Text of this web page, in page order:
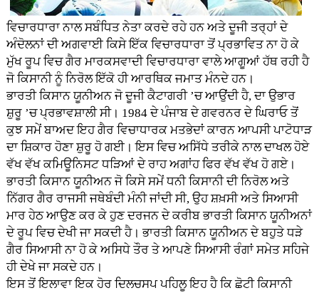
ਵਿਚਾਰਧਾਰਾ ਨਾਲ ਸਬੰਧਿਤ ਨੇਤਾ ਕਰਦੇ ਰਹੇ ਹਨ ਅਤੇ ਦੂਜੀ ਤਰ੍ਹਾਂ ਦੇ
ਅੰਦੋਲਨਾਂ ਦੀ ਅਗਵਾਈ ਕਿਸੇ ਇੱਕ ਵਿਚਾਰਧਾਰਾ ਤੋਂ ਪ੍ਰਭਾਵਿਤ ਨਾ ਹੋ ਕੇ
ਮੁੱਖ ਰੂਪ ਵਿਚ ਗੈਰ ਮਾਰਕਸਵਾਦੀ ਵਿਚਾਰਧਾਰਾ ਵਾਲੇ ਆਗੂਆਂ ਹੱਥ ਰਹੀ ਹੈ
ਜੋ ਕਿਸਾਨੀ ਨੂੰ ਨਿਰੋਲ ਇੱਕੋ ਹੀ ਆਰਥਿਕ ਜਮਾਤ ਮੰਨਦੇ ਹਨ।
ਭਾਰਤੀ ਕਿਸਾਨ ਯੂਨੀਅਨ ਜੋ ਦੂਜੀ ਕੈਟਾਗਰੀ ’ਚ ਆਉਂਦੀ ਹੈ, ਦਾ ਉਭਾਰ
ਸ਼ੁਰੂ ’ਚ ਪ੍ਰਭਾਵਸ਼ਾਲੀ ਸੀ। 1984 ਦੇ ਪੰਜਾਬ ਦੇ ਗਵਰਨਰ ਦੇ ਘਿਰਾਓ ਤੋਂ
ਕੁਝ ਸਮੇਂ ਬਾਅਦ ਇਹ ਗੈਰ ਵਿਚਾਧਾਰਕ ਮਤਭੇਦਾਂ ਕਾਰਨ ਆਪਸੀ ਪਾਟੋਧਾੜ
ਦਾ ਸ਼ਿਕਾਰ ਹੋਣਾ ਸ਼ੁਰੂ ਹੋ ਗਈ। ਇਸ ਵਿਚ ਅਸਿੱਧੇ ਤਰੀਕੇ ਨਾਲ ਦਾਖਲ ਹੋਏ
ਵੱਖ ਵੱਖ ਕਮਿਊਨਿਸਟ ਧੜਿਆਂ ਦੇ ਰਾਹ ਅਗਾਂਹ ਫਿਰ ਵੱਖ ਵੱਖ ਹੋ ਗਏ।
ਭਾਰਤੀ ਕਿਸਾਨ ਯੂਨੀਅਨ ਜੋ ਕਿਸੇ ਸਮੇਂ ਧਨੀ ਕਿਸਾਨੀ ਦੀ ਨਿਰੋਲ ਅਤੇ
ਨਿੱਗਰ ਗੈਰ ਰਾਜਸੀ ਜਥੇਬੰਦੀ ਮੰਨੀ ਜਾਂਦੀ ਸੀ, ਉਹ ਸ਼ਖ਼ਸੀ ਅਤੇ ਸਿਆਸੀ
ਮਾਰ ਹੇਠ ਆਉਣ ਕਰ ਕੇ ਹੁਣ ਦਰਜਨ ਦੇ ਕਰੀਬ ਭਾਰਤੀ ਕਿਸਾਨ ਯੂਨੀਅਨਾਂ
ਦੇ ਰੂਪ ਵਿਚ ਦੇਖੀ ਜਾ ਸਕਦੀ ਹੈ। ਭਾਰਤੀ ਕਿਸਾਨ ਯੂਨੀਅਨ ਦੇ ਬਹੁਤੇ ਧੜੇ
ਗੈਰ ਸਿਆਸੀ ਨਾ ਹੋ ਕੇ ਅਸਿਧੇ ਤੌਰ ਤੇ ਆਪਣੇ ਸਿਆਸੀ ਰੰਗਾਂ ਸਮੇਤ ਸਹਿਜੇ
ਹੀ ਦੇਖੇ ਜਾ ਸਕਦੇ ਹਨ।
ਇਸ ਤੋਂ ਇਲਾਵਾ ਇਕ ਹੋਰ ਦਿਲਚਸਪ ਪਹਿਲੂ ਇਹ ਹੈ ਕਿ ਛੋਟੀ ਕਿਸਾਨੀ